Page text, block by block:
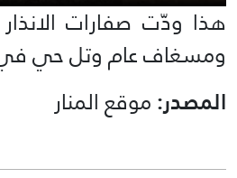
هذا ودّت صفارات
ومسغاف عام وتل حي في
المصدر:موقع المنار